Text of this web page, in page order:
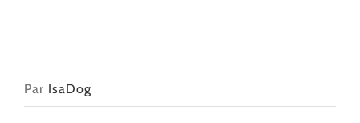
Par IsaDog